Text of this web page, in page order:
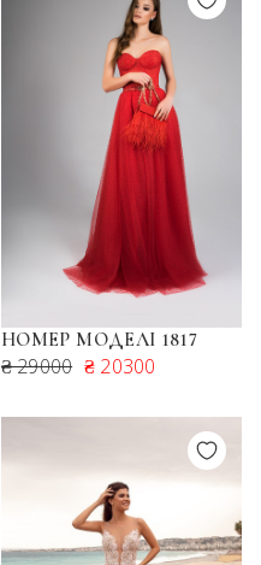
НОМЕР МОДЕЛІ 1817
₴ 29000 ₴ 20300